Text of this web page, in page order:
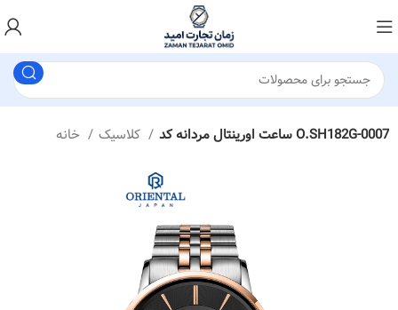
کلاسیک ساعت اورینتال مردانه کد O.SH182G-0007